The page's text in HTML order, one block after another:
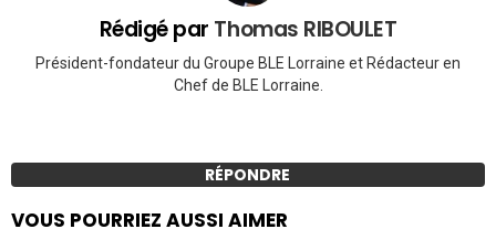
Rédigé par Thomas RIBOULET
Président-fondateur du Groupe BLE Lorraine et Rédacteur en
Chef de BLE Lorraine.
RÉPONDRE
VOUS POURRIEZ AUSSI AIMER